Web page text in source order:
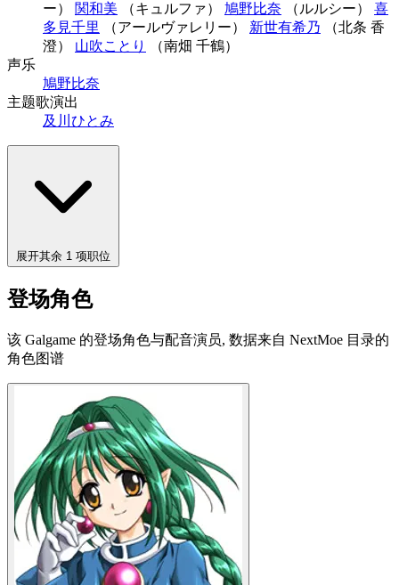
ー） 関和美 （キュルファ） 鳩野比奈 （ルルシー） 喜
多見千里
（アールヴァレリー） 新世有希乃 （北条 香
澄） 山吹ことり
（南畑 千鶴）
声乐
鳩野比奈
主题歌演出
及川ひとみ
展开其余 1 项职位
登场角色
该 Galgame 的登场角色与配音演员, 数据来自 NextMoe 目录的
角色图谱